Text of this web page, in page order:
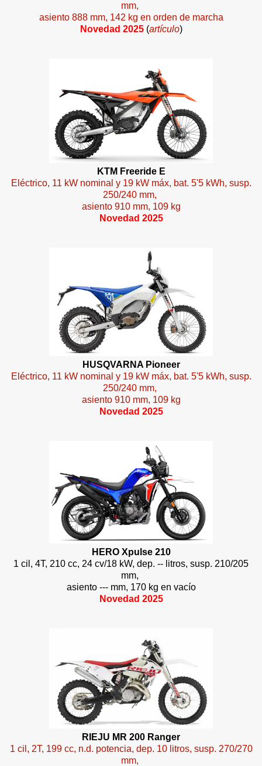
mm,
asiento 888 mm, 142 kg en orden de marcha
Novedad 2025(artículo)
KTM Freeride E
Eléctrico, 11 kW nominal y 19 kW máx, bat. 5'5 kWh, susp.
250/240 mm,
asiento 910 mm, 109 kg
Novedad 2025
HUSQVARNA Pioneer
Eléctrico, 11 kW nominal y 19 kW máx, bat. 5'5 kWh, susp.
250/240 mm,
asiento 910 mm, 109 kg
Novedad 2025
HERO Xpulse 210
1 cil, 4T, 210 cc, 24 cv/18 kW, dep. -- litros, susp. 210/205
mm,
asiento --- mm, 170 kg en vacío
Novedad 2025
RIEJU MR 200 Ranger
1 cil, 2T, 199 cc, n.d. potencia, dep. 10 litros, susp. 270/270
mm,